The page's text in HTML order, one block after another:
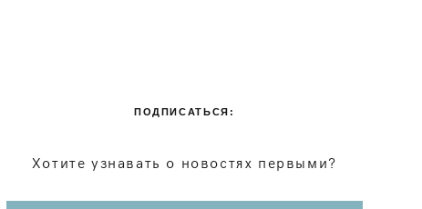
ПОДПИСАТЬСЯ:
Хотите узнавать о новостях первыми?